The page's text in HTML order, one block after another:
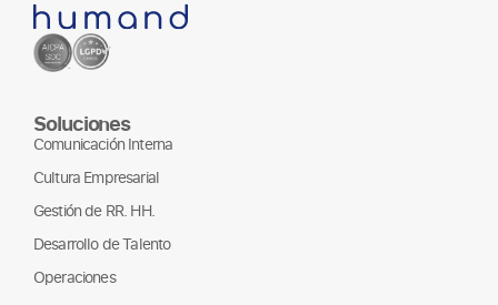
Soluciones
Comunicación Interna
Cultura Empresarial
Gestión de RR. HH.
Desarrollo de Talento
Operaciones